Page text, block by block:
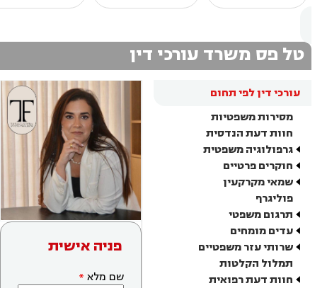
טל פס משרד עורכי דין
עורכי דין לפי תחום
מסירות משפטיות
חוות דעת הנדסית
גרפולוגיה משפטית
חוקרים פרטיים
שמאי מקרקעין
פוליגרף
תרגום משפטי
עדים מומחים
שרותי עזר משפטיים
תמלול הקלטות
חוות דעת רפואית
פניה אישית
שם מלא